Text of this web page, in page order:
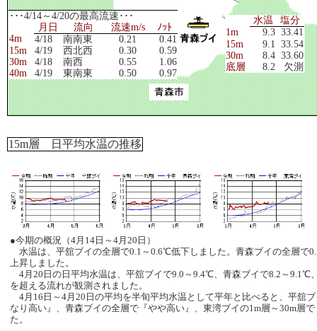
･･･4/14～4/20の最高流速･･･
月日
流向 流速m/s
ﾉｯﾄ
4m
4/18 南南東 0.21
0.41
15m
4/19 西北西 0.30
0.59
30m
4/18 南西 0.55
1.06
40m
4/19 東南東 0.50 0.97
水温
塩分
1m
9.3 33.41
15m
9.1
33.54
30m
8.4 33.60
底層
8.2 欠測
15m層 日平均水温の推移
●今期の概況（4月14日～4月20日）
水温は、平舘ブイの全層で0.1～0.6℃低下しました。青森ブイの全層で
上昇しました。
4月20日の日平均水温は、平舘ブイで9.0～9.4℃、青森ブイで8.2～9.1℃
を超える流れが観測されました。
4月16日～4月20日の平均を半旬平均水温として平年と比べると、平舘
なり高い』、青森ブイの全層で『やや高い』、東湾ブイの1m層～30m層
た。